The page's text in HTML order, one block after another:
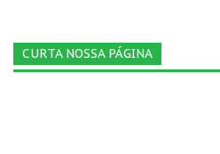
CURTA NOSSA PÁGINA